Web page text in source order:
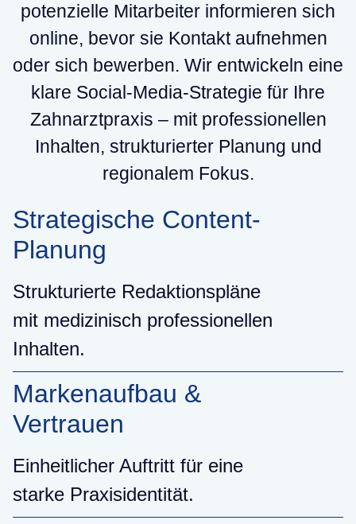
potenzielle Mitarbeiter informieren sich
online, bevor sie Kontakt aufnehmen
oder sich bewerben. Wir entwickeln eine
klare Social-Media-Strategie für Ihre
Zahnarztpraxis – mit professionellen
Inhalten, strukturierter Planung und
regionalem Fokus.
Strategische Content-
Planung
Strukturierte Redaktionspläne
mit medizinisch professionellen
Inhalten.
Markenaufbau &
Vertrauen
Einheitlicher Auftritt für eine
starke Praxisidentität.